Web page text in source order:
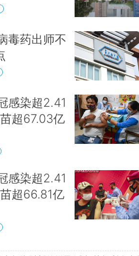
毒药出师不
感染超2.41
超67.03亿
感染超2.41
超66.81亿